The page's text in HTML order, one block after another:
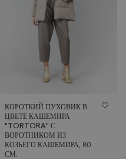
КОРОТКИЙ ПУХОВИК В
ЦВЕТЕ КАШЕМИРА
"TORTORA" С
ВОРОТНИКОМ ИЗ
КОЗЬЕГО КАШЕМИРА, 80
СМ.